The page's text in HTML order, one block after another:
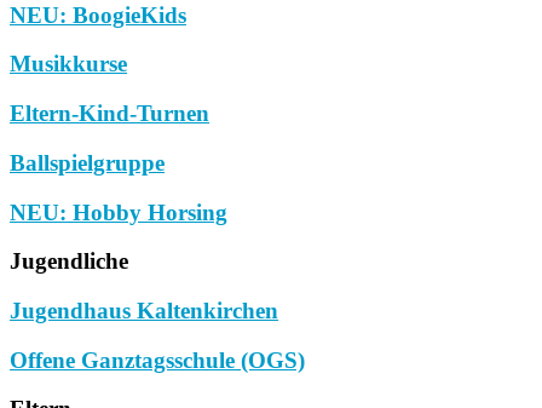
NEU: BoogieKids
Musikkurse
Eltern-Kind-Turnen
Ballspielgruppe
NEU: Hobby Horsing
Jugendliche
Jugendhaus Kaltenkirchen
Offene Ganztagsschule (OGS)